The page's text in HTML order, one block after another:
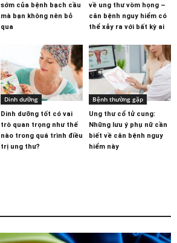
sớm của bệnh bạch cầu
mà bạn không nên bỏ
qua
về ung thư vòm họng –
căn bệnh nguy hiểm có
thể xảy ra với bất kỳ ai
Dinh dưỡng
Dinh dưỡng tốt có vai
trò quan trọng như thế
nào trong quá trình điều
trị ung thư?
Bệnh thường gặp
Ung thư cổ tử cung:
Những lưu ý phụ nữ cần
biết về căn bệnh nguy
hiểm này